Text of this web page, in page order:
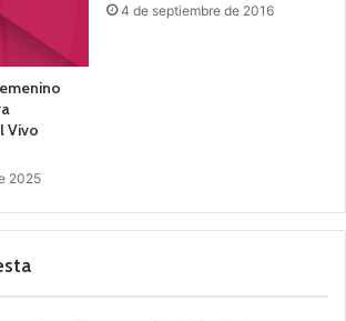
Vivo
2025
4 de septiembre de 2016